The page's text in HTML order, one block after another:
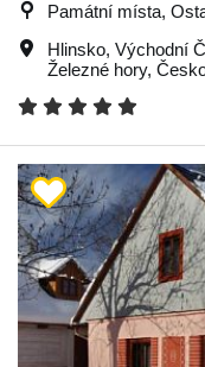
Památní místa,
Hlinsko, Východní
Železné hory,